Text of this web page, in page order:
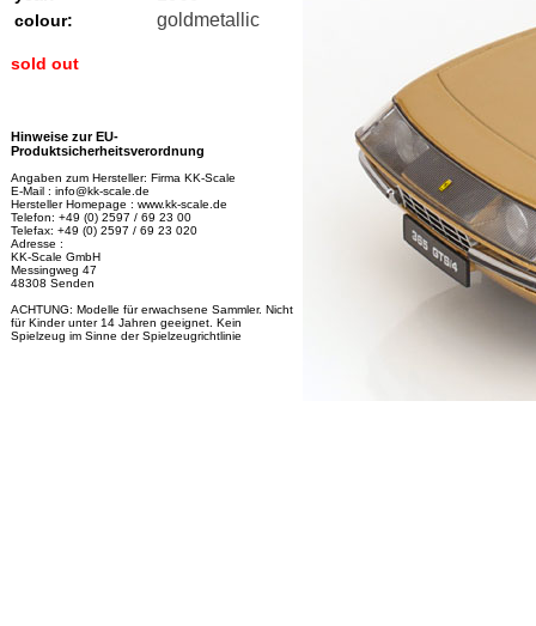
colour: goldmetallic
sold out
Hinweise zur EU-
Produktsicherheitsverordnung
Angaben zum Hersteller: Firma KK-Scale
E-Mail : info@kk-scale.de
Hersteller Homepage : www.kk-scale.de
Telefon: +49 (0) 2597 / 69 23 00
Telefax: +49 (0) 2597 / 69 23 020
Adresse :
KK-Scale GmbH
Messingweg 47
48308 Senden
ACHTUNG: Modelle für erwachsene Sammler. Nicht
für Kinder unter 14 Jahren geeignet. Kein
Spielzeug im Sinne der Spielzeugrichtlinie